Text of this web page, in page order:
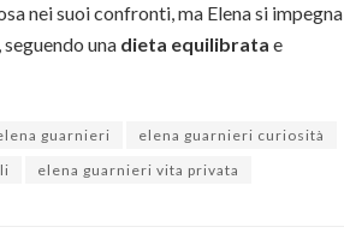
nei suoi confronti, ma Elena si impegna
una dieta equilibrata e
guarnieri
elena guarnieri curiosità
elena guarnieri vita privata